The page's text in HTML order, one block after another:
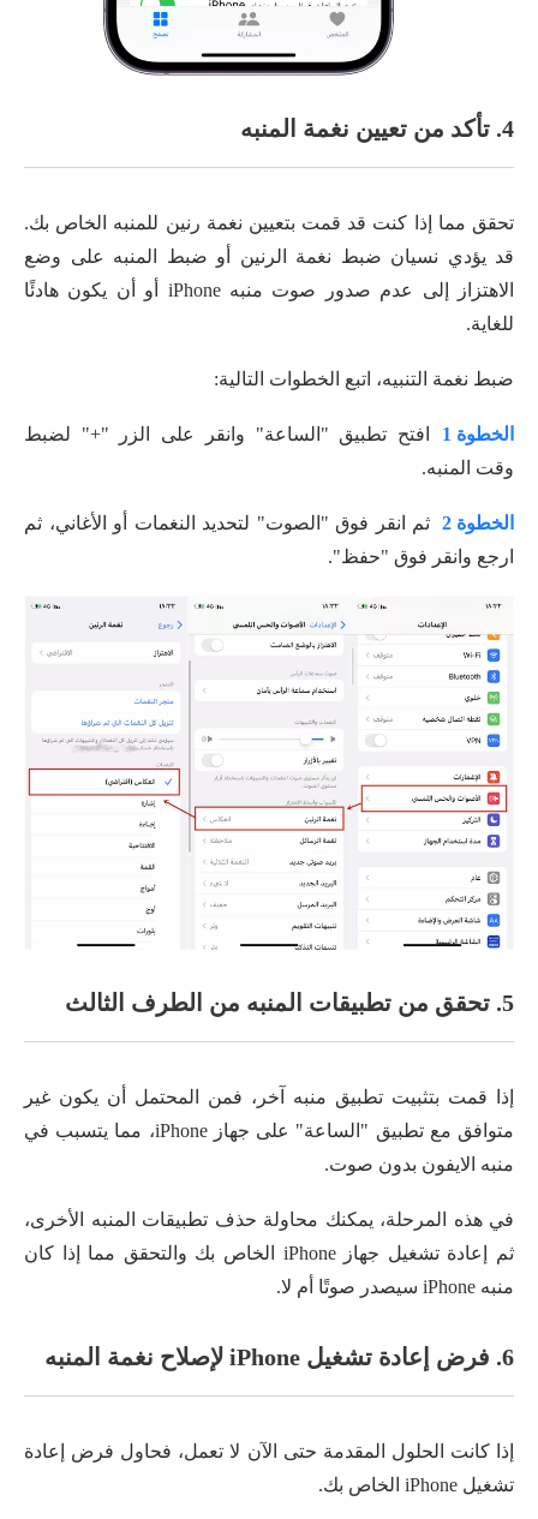
4. تأكد من تعيين نغمة المنبه
تحقق مما إذا كنت قد قمت بتعيين نغمة رنين للمنبه الخاص بك.
قد يؤدي نسيان ضبط نغمة الرنين أو ضبط المنبه على وضع
الاهتزاز إلى عدم صدور صوت منبه iPhone أو أن يكون هادئًا
للغاية.
ضبط نغمة التنبيه، اتبع الخطوات التالية:
الخطوة 1
افتح تطبيق "الساعة" وانقر على الزر "+" لضبط
وقت المنبه.
الخطوة 2
ثم انقر فوق "الصوت" لتحديد النغمات أو الأغاني، ثم
ارجع وانقر فوق "حفظ".
5. تحقق من تطبيقات المنبه من الطرف الثالث
إذا قمت بتثبيت تطبيق منبه آخر، فمن المحتمل أن يكون غير
متوافق مع تطبيق "الساعة" على جهاز iPhone، مما يتسبب في
منبه الايفون بدون صوت.
في هذه المرحلة، يمكنك محاولة حذف تطبيقات المنبه الأخرى،
ثم إعادة تشغيل جهاز iPhone الخاص بك والتحقق مما إذا كان
منبه iPhone سيصدر صوتًا أم لا.
6. فرض إعادة تشغيل iPhone لإصلاح نغمة المنبه
إذا كانت الحلول المقدمة حتى الآن لا تعمل، فحاول فرض إعادة
تشغيل iPhone الخاص بك.